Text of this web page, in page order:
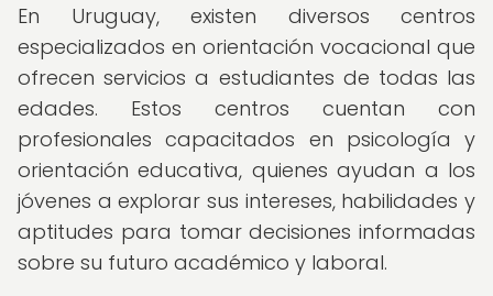
En Uruguay, existen diversos centros
especializados en orientación vocacional que
ofrecen servicios a estudiantes de todas las
edades. Estos centros cuentan con
profesionales capacitados en psicología y
orientación educativa, quienes ayudan a los
jóvenes a explorar sus intereses, habilidades y
aptitudes para tomar decisiones informadas
sobre su futuro académico y laboral.